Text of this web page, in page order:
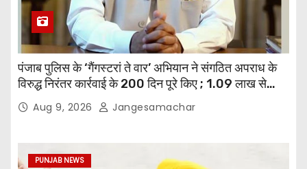
पंजाब पुलिस के ‘गैंगस्टरां ते वार’ अभियान ने संगठित अपराध के
विरुद्ध निरंतर कार्रवाई के 200 दिन पूरे किए ; 1.09 लाख से
अधिक छापेमारियाँ कीं, 1,532 घोषित अपराधी गिरफ़्तार किए
Aug 9, 2026 Jangesamachar
PUNJAB NEWS